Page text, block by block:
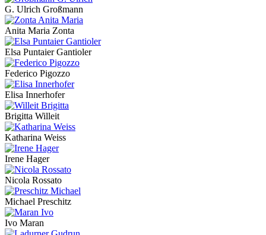
G. Ulrich Großmann
Anita Maria Zonta
Elsa Puntaier Gantioler
Federico Pigozzo
Elisa Innerhofer
Brigitta Willeit
Katharina Weiss
Irene Hager
Nicola Rossato
Michael Preschitz
Ivo Maran